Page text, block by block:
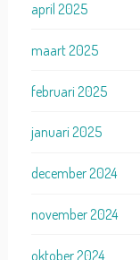
april 2025
maart 2025
februari 2025
januari 2025
december 2024
november 2024
oktober 2024